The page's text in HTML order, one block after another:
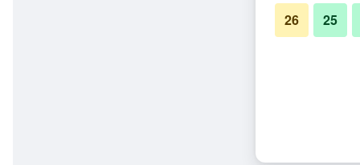
25
26